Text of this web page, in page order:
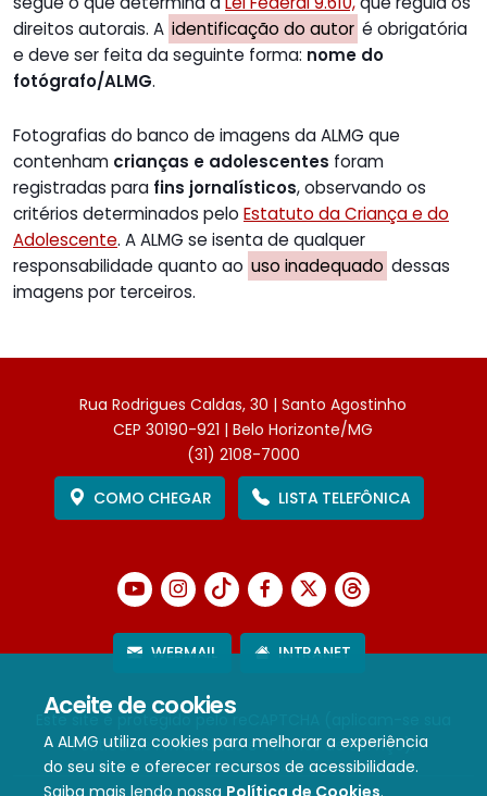
Aceite de cookies
A ALMG utiliza cookies para melhorar a experiência
do seu site e oferecer recursos de acessibilidade.
Saiba mais lendo nossa Política de Cookies.
direitos autorais. A identificação do autor é obrigatória
e deve ser feita da seguinte forma: nome do
fotógrafo/ALMG.
Fotografias do banco de imagens da ALMG que
contenham crianças e adolescentes foram
registradas para fins jornalísticos, observando os
critérios determinados pelo Estatuto da Criança e do
Adolescente. A ALMG se isenta de qualquer
responsabilidade quanto ao uso inadequado dessas
imagens por terceiros.
Rua Rodrigues Caldas, 30 | Santo Agostinho
CEP 30190-921 | Belo Horizonte/MG
(31) 2108-7000
COMO CHEGAR
LISTA TELEFÔNICA
WEBMAIL INTRANET
Este site é protegido pelo reCAPTCHA (aplicam-se sua
Política de PrivacidadeeTermos de Serviço).